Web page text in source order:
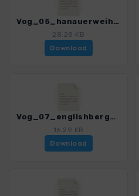
Vog_05_hanauerweiher_4018_8.gpx
28.28 KB
Download
Vog_07_englishberg_4018_8.gpx
16.29 KB
Download